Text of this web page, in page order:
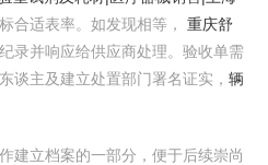
合适表率。如发现相等， 重庆舒
录并响应给供应商处理。验收单需
谈主及建立处置部门署名证实， 辆
建立档案的一部分，便于后续崇尚